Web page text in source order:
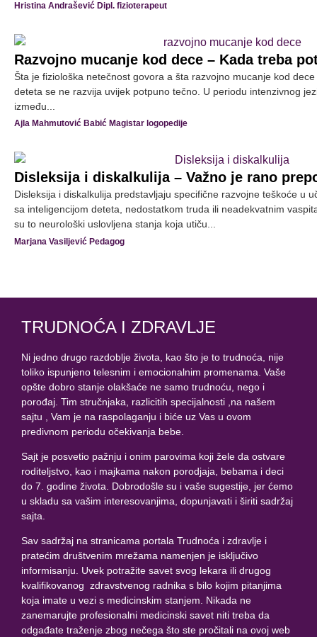
Hristina Andrašević Dipl. fizioterapeut
Razvojno mucanje kod dece – Kada treba
Šta je fiziološka netečnost govora a šta razvojno mucanje kod
deteta se ne razvija uvijek potpuno tečno. U periodu intenzivnog
između...
Ajla Mahmutović Babić Magistar logopedije
Disleksija i diskalkulija – Važno je rano
Disleksija i diskalkulija predstavljaju specifične razvojne teškoće u
sa inteligencijom deteta, nedostatkom truda ili neadekvatnim
su to neurološki uslovljena stanja koja utiču...
Marjana Vasiljević Pedagog
TRUDNOĆA I ZDRAVLJE
Ni jedno drugo razdoblje života, kao što je to trudnoća, nije
toliko ispunjeno telesnim i emocionalnim promenama. Vaše
opšte dobro stanje olakšaće ne samo trudnoću, nego i
porođaj. Tim stručnjaka, razlicitih specijalnosti ,na našem
sajtu , Vam je na raspolaganju i biće uz Vas u ovom
predivnom periodu očekivanja bebe.
Sajt je posvetio pažnju i onim parovima koji žele da ostvare
roditeljstvo, kao i majkama nakon porodjaja, bebama i deci
do 7. godine života. Dobrodošle su i vaše sugestije, jer ćemo
u skladu sa vašim interesovanjima, dopunjavati i širiti sadržaj
sajta.
Sav sadržaj na stranicama portala Trudnoća i zdravlje i
pratećim društvenim mrežama namenjen je isključivo
informisanju. Uvek potražite savet svog lekara ili drugog
kvalifikovanog zdravstvenog radnika s bilo kojim pitanjima
koja imate u vezi s medicinskim stanjem. Nikada ne
zanemarujte profesionalni medicinski savet niti treba da
odgađate traženje zbog nečega što ste pročitali na ovoj web